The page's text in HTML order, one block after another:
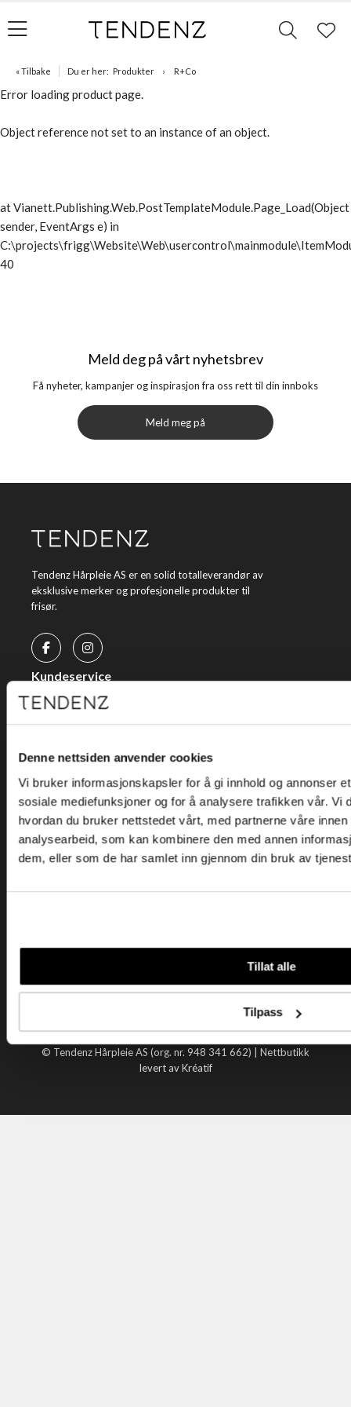
Denne nettsiden anvender cookies
Vi bruker informasjonskapsler for å gi innhold og annonser
sosiale mediefunksjoner og for å analysere trafikken vår. Vi
hvordan du bruker nettstedet vårt, med partnerne våre
analysearbeid, som kan kombinere den med annen
dem, eller som de har samlet inn gjennom din bruk av
Tillat alle
Tilpass
« Tilbake Du er her: Produkter R+Co
Error loading product page.
Object reference not set to an instance of an object.
at Vianett.Publishing.Web.PostTemplateModule.Page_Load(Object
sender, EventArgs e) in
40
Meld deg på vårt nyhetsbrev
Få nyheter, kampanjer og inspirasjon fra oss rett til din innboks
Meld meg på
Tendenz Hårpleie AS er en solid totalleverandør av
eksklusive merker og profesjonelle produkter til
frisør.
Kundeservice
Kjøpsvilkår
Personvern
Holtegata 26, 0355 Oslo
Telefon: +47 22 92 50 00
E-post: kundeservice@tendenz.net
Nyttige lenker
Datablad
Om oss
Handle hos oss
© Tendenz Hårpleie AS (org. nr. 948 341 662) | Nettbutikk
levert av Kréatif